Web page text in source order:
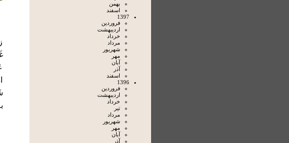
بهمن
اسفند
1397
فروردين
ارديبهشت
خرداد
مرداد
شهريور
مهر
آبان
آذر
اسفند
1396
فروردين
ارديبهشت
خرداد
تير
مرداد
شهريور
مهر
آبان
آذر